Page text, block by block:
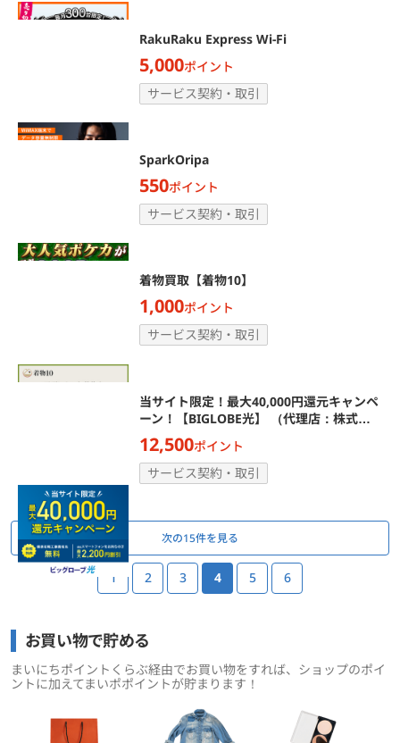
RakuRaku Express Wi-Fi
5,000ポイント
サービス契約・取引
SparkOripa
550ポイント
サービス契約・取引
着物買取【着物10】
1,000ポイント
サービス契約・取引
当サイト限定！最大40,000円還元キャンペ
ーン！【BIGLOBE光】 （代理店：株式会
社WIZ）
12,500ポイント
サービス契約・取引
ページ送り
次の15件を見る
1 2 3 4 5 6
お買い物で貯める
まいにちポイントくらぶ経由でお買い物をすれば、ショップのポイ
ントに加えてまいポポイントが貯まります！